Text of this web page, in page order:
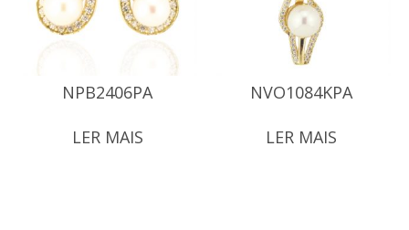
NPB2406PA
LER MAIS
NVO1084KPA
LER MAIS